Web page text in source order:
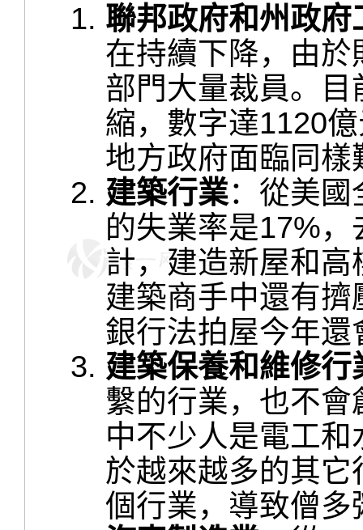
聯邦政府和州政府
在持續下降，由
部門大量裁員。
縮，數字達1120
地方政府面臨同樣
建築行業：從美
的失業率是17%
計，建造新屋和
建築商手中還有
銀行法拍屋今年
建築保養和維修行
繫的行業，也不
中不少人是電工
於越來越多的其
個行業，導致僧